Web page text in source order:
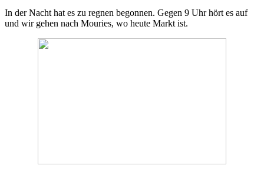
In der Nacht hat es zu regnen begonnen. Gegen 9 Uhr hört es auf
und wir gehen nach Mouries, wo heute Markt ist.